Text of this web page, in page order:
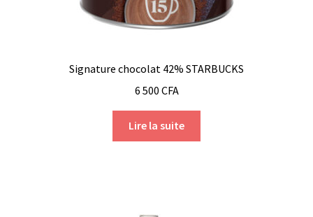
Signature chocolat 42% STARBUCKS
6 500 CFA
Lire la suite